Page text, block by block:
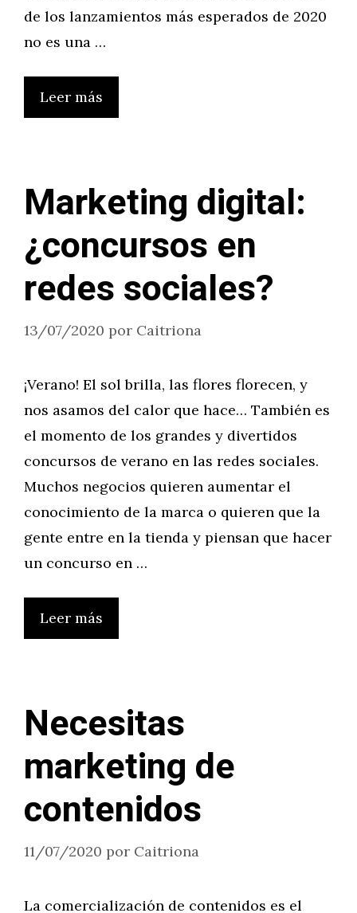
de los lanzamientos más esperados de 2020
no es una …
Leer más
Marketing digital:
¿concursos en
redes sociales?
13/07/2020 por Caitriona
¡Verano! El sol brilla, las flores florecen, y
nos asamos del calor que hace… También es
el momento de los grandes y divertidos
concursos de verano en las redes sociales.
Muchos negocios quieren aumentar el
conocimiento de la marca o quieren que la
gente entre en la tienda y piensan que hacer
un concurso en …
Leer más
Necesitas
marketing de
contenidos
11/07/2020 por Caitriona
La comercialización de contenidos es el